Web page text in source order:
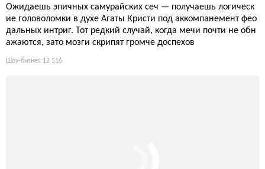
Ожидаешь эпичных самурайских сеч — получаешь логическ
ие головоломки в духе Агаты Кристи под аккомпанемент фео
дальных интриг. Тот редкий случай, когда мечи почти не обн
ажаются, зато мозги скрипят громче доспехов
Шоу-бизнес 12 516